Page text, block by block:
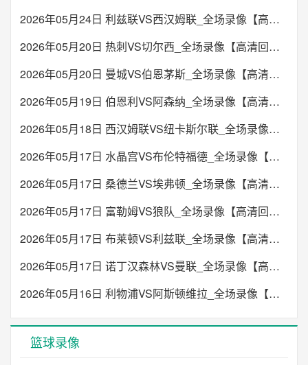
贝塔耶路撒冷 VS 奥地利维也纳
未开始
02:30 欧协联
哥德堡 VS 根特
未开始
02:30 欧协联
赫尔辛基 VS 马瑟韦尔
未开始
02:45 欧协联
阿贾克斯 VS 舒尔本
未开始
03:00
2026年05月24日 利兹联VS西汉姆联_全场录像【高清回放】
2026年05月20日 热刺VS切尔西_全场录像【高清回放】
2026年05月20日 曼城VS伯恩茅斯_全场录像【高清回放】
2026年05月19日 伯恩利VS阿森纳_全场录像【高清回放】
2026年05月18日 西汉姆联VS纽卡斯尔联_全场录像【高清回放】
2026年05月17日 水晶宫VS布伦特福德_全场录像【高清回放】
2026年05月17日 桑德兰VS埃弗顿_全场录像【高清回放】
2026年05月17日 富勒姆VS狼队_全场录像【高清回放】
2026年05月17日 布莱顿VS利兹联_全场录像【高清回放】
2026年05月17日 诺丁汉森林VS曼联_全场录像【高清回放】
2026年05月16日 利物浦VS阿斯顿维拉_全场录像【高清回放】
篮球录像